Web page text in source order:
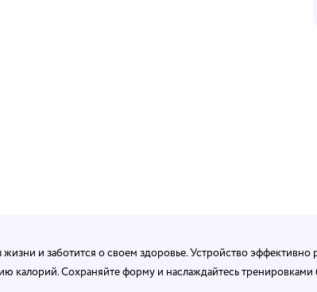
и заботится о своем здоровье. Устройство эффективно
калорий. Сохраняйте форму и наслаждайтесь тренировками